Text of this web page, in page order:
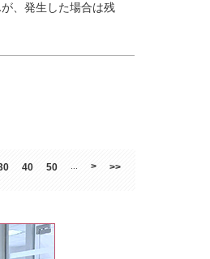
、発生した場合は残
40 50 > >>